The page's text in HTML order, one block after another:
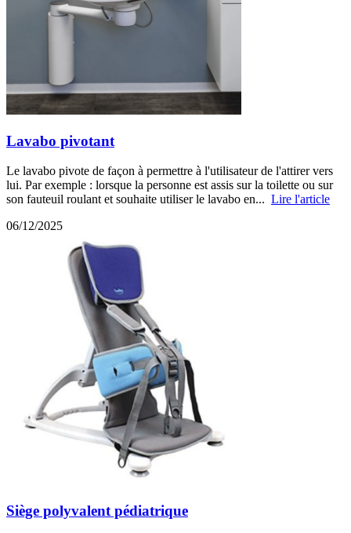
Lavabo pivotant
Le lavabo pivote de façon à permettre à l'utilisateur de l'attirer vers
lui. Par exemple : lorsque la personne est assis sur la toilette ou sur
son fauteuil roulant et souhaite utiliser le lavabo en... Lire l'article
06/12/2025
Siège polyvalent pédiatrique